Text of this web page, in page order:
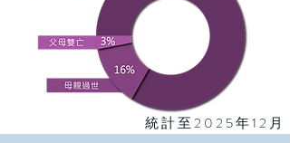
統計至2025年12月